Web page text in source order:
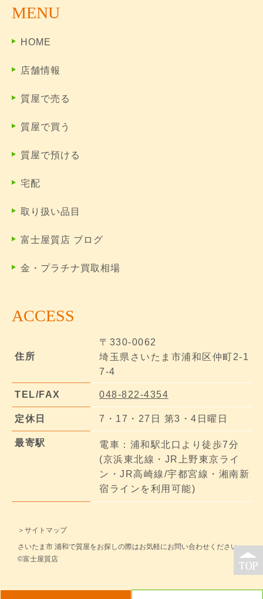
MENU
HOME
店舗情報
質屋で売る
質屋で買う
質屋で預ける
宅配
取り扱い品目
富士屋質店 ブログ
金・プラチナ買取相場
ACCESS
住所
〒330-0062
埼玉県さいたま市浦和区仲町2-1
7-4
TEL/FAX 048-822-4354
定休日 7・17・27日 第3・4日曜日
最寄駅
電車：浦和駅北口より徒歩7分
(京浜東北線・JR上野東京ライ
ン・JR高崎線/宇都宮線・湘南新
宿ラインを利用可能)
＞サイトマップ
さいたま市 浦和で質屋をお探しの際はお気軽にお問い合わせください。
©富士屋質店